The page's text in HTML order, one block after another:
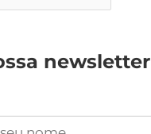
newsletter